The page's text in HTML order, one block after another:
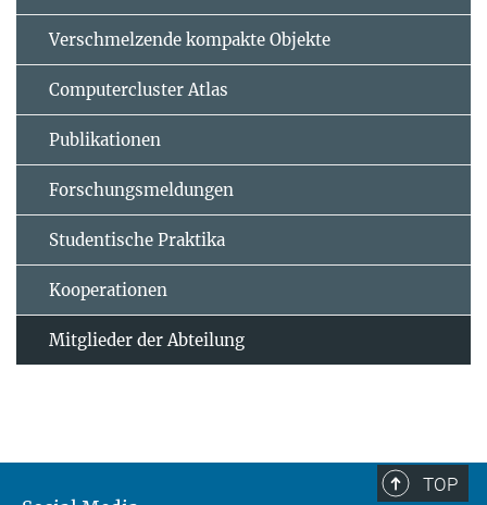
Verschmelzende kompakte Objekte
Computercluster Atlas
Publikationen
Forschungsmeldungen
Studentische Praktika
Kooperationen
Mitglieder der Abteilung
TOP